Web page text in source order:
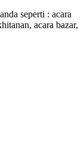
seperti : acara
acara bazar,